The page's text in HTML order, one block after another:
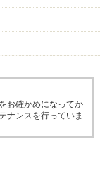
お確かめになってか
ナンスを行っていま